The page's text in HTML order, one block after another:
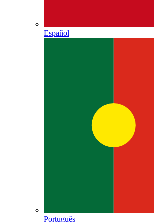
Español
Português